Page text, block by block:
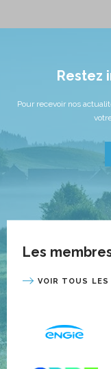
Restez
Pour recevoir nos
Les
VOIR TOUS LES